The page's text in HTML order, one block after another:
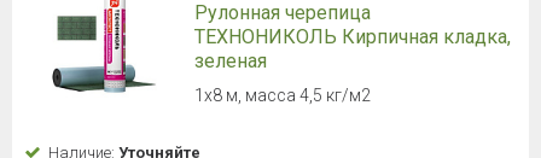
Рулонная черепица
ТЕХНОНИКОЛЬ Кирпичная кладка,
зеленая
1х8 м, масса 4,5 кг/м2
Наличие: Уточняйте